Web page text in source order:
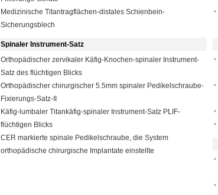
Medizinische Titantragflächen-distales Schienbein-
Sicherungsblech
Spinaler Instrument-Satz
Orthopädischer zervikaler Käfig-Knochen-spinaler Instrument-
Satz des flüchtigen Blicks
Orthopädischer chirurgischer 5.5mm spinaler Pedikelschraube-
Fixierungs-Satz-II
Käfig-lumbaler Titankäfig-spinaler Instrument-Satz PLIF-
flüchtigen Blicks
CER markierte spinale Pedikelschraube, die System
orthopädische chirurgische Implantate einstellte